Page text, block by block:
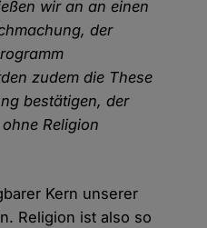
wir an an einen
der
zudem die These
bestätigen, der
Religion
Kern unserer
Religion ist also so